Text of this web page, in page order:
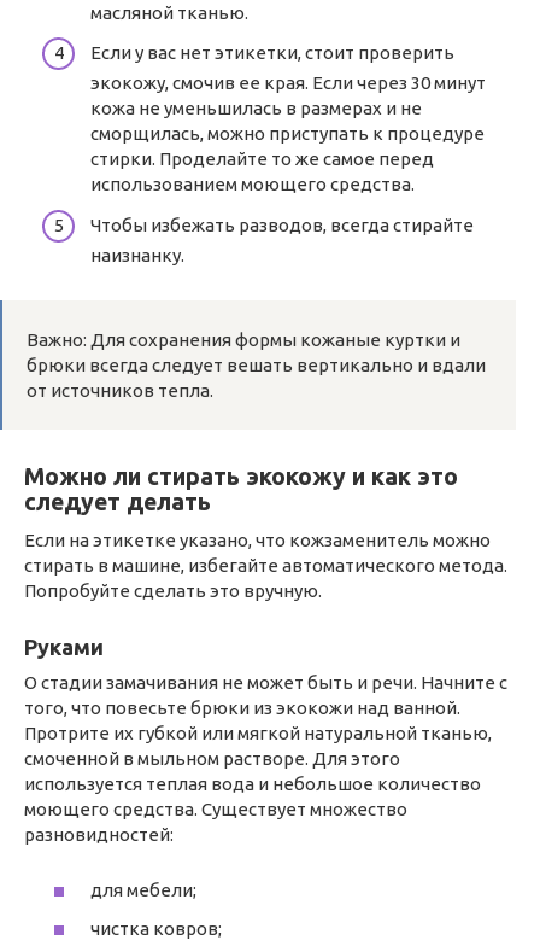
масляной тканью.
Если у вас нет этикетки, стоит проверить
экокожу, смочив ее края. Если через 30 минут
кожа не уменьшилась в размерах и не
сморщилась, можно приступать к процедуре
стирки. Проделайте то же самое перед
использованием моющего средства.
Чтобы избежать разводов, всегда стирайте
наизнанку.
Важно: Для сохранения формы кожаные куртки и
брюки всегда следует вешать вертикально и вдали
от источников тепла.
Можно ли стирать экокожу и как это
следует делать
Если на этикетке указано, что кожзаменитель можно
стирать в машине, избегайте автоматического метода.
Попробуйте сделать это вручную.
Руками
О стадии замачивания не может быть и речи. Начните с
того, что повесьте брюки из экокожи над ванной.
Протрите их губкой или мягкой натуральной тканью,
смоченной в мыльном растворе. Для этого
используется теплая вода и небольшое количество
моющего средства. Существует множество
разновидностей:
для мебели;
чистка ковров;